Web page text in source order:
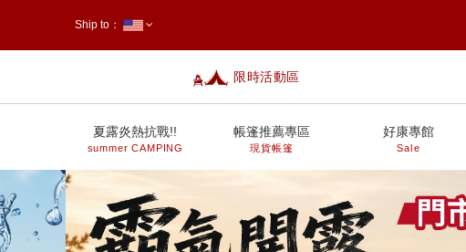
限時活動區
Ship to：
夏露炎熱抗戰!!
summer CAMPING
帳篷推薦專區
現貨帳篷
好康專館
Sale